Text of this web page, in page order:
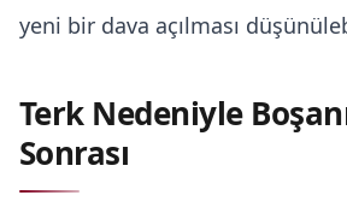
yeni bir dava açılması
Terk Nedeniyle
Sonrası